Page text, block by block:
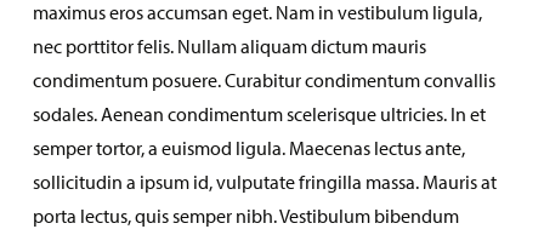
maximus eros accumsan eget. Nam in vestibulum ligula,
nec porttitor felis. Nullam aliquam dictum mauris
condimentum posuere. Curabitur condimentum convallis
sodales. Aenean condimentum scelerisque ultricies. In et
semper tortor, a euismod ligula. Maecenas lectus ante,
sollicitudin a ipsum id, vulputate fringilla massa. Mauris at
porta lectus, quis semper nibh. Vestibulum bibendum